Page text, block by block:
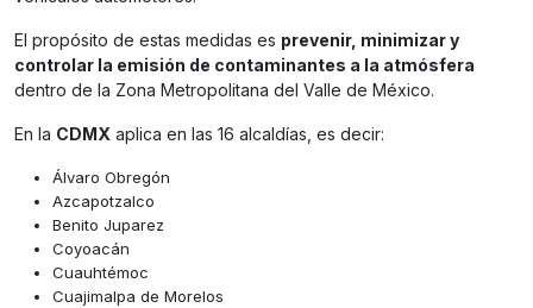
El propósito de estas medidas es prevenir, minimizar y
controlar la emisión de contaminantes a la atmósfera
dentro de la Zona Metropolitana del Valle de México.
En la CDMX aplica en las 16 alcaldías, es decir:
Álvaro Obregón
Azcapotzalco
Benito Juparez
Coyoacán
Cuauhtémoc
Cuajimalpa de Morelos